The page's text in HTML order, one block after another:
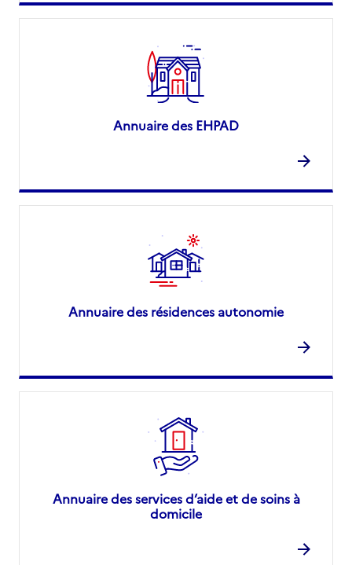
Annuaire des EHPAD
Annuaire des résidences autonomie
Annuaire des services d’aide et de soins à
domicile